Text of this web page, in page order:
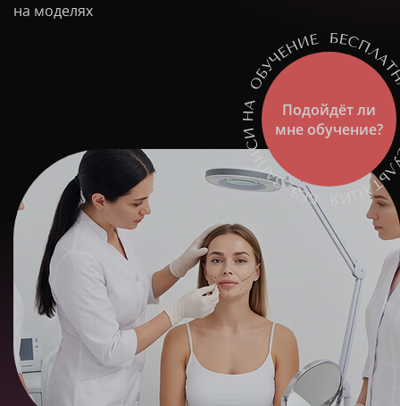
на моделях
Подойдёт ли
мне обучение?